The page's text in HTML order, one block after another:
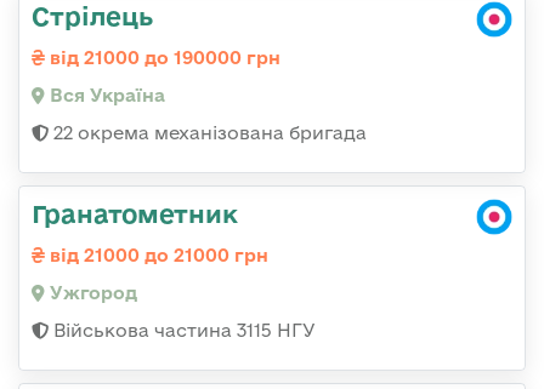
Стрілець
від 21000 до 190000 грн
Вся Україна
22 окрема механізована бригада
Гранатометник
від 21000 до 21000 грн
Ужгород
Військова частина 3115 НГУ